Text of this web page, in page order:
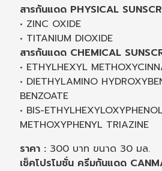
สารกันแดด PHYSICAL
• ZINC OXIDE
• TITANIUM DIOXIDE
สารกันแดด CHEMICAL
• ETHYLHEXYL
• DIETHYLAMINO
BENZOATE
• BIS-
METHOXYPHENYL TRIAZINE
ราคา : 300 บาท ขนาด 30 มล.
เช็คโปรโมชั่น ครีมกันแดด